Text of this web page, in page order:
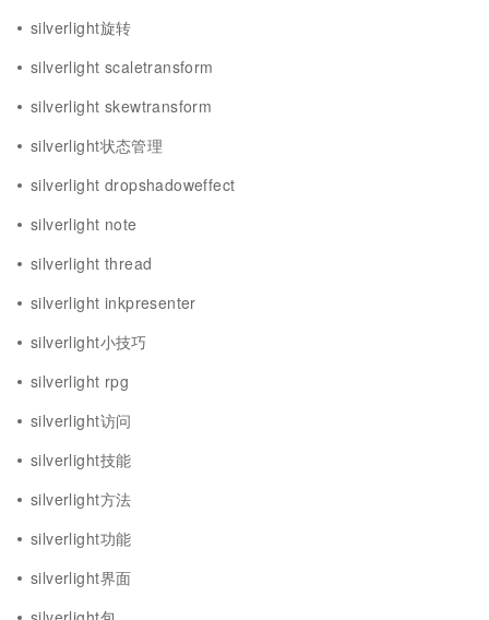
silverlight旋转
silverlight scaletransform
silverlight skewtransform
silverlight状态管理
silverlight dropshadoweffect
silverlight note
silverlight thread
silverlight inkpresenter
silverlight小技巧
silverlight rpg
silverlight访问
silverlight技能
silverlight方法
silverlight功能
silverlight界面